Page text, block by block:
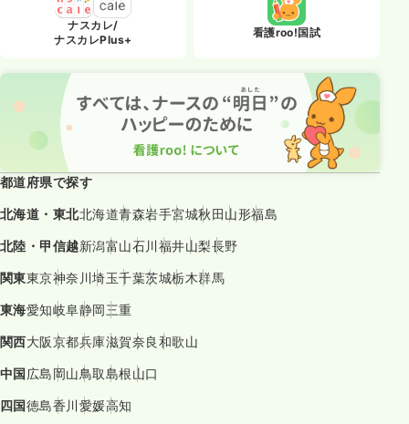
ナスカレ/
ナスカレPlus+
看護roo!国試
都道府県で探す
北海道・東北北海道青森岩手宮城秋田山形福島
北陸・甲信越新潟富山石川福井山梨長野
関東東京神奈川埼玉千葉茨城栃木群馬
東海愛知岐阜静岡三重
関西大阪京都兵庫滋賀奈良和歌山
中国広島岡山鳥取島根山口
四国徳島香川愛媛高知